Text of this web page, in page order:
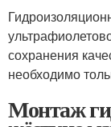
сохранения
необходимо
Монтаж